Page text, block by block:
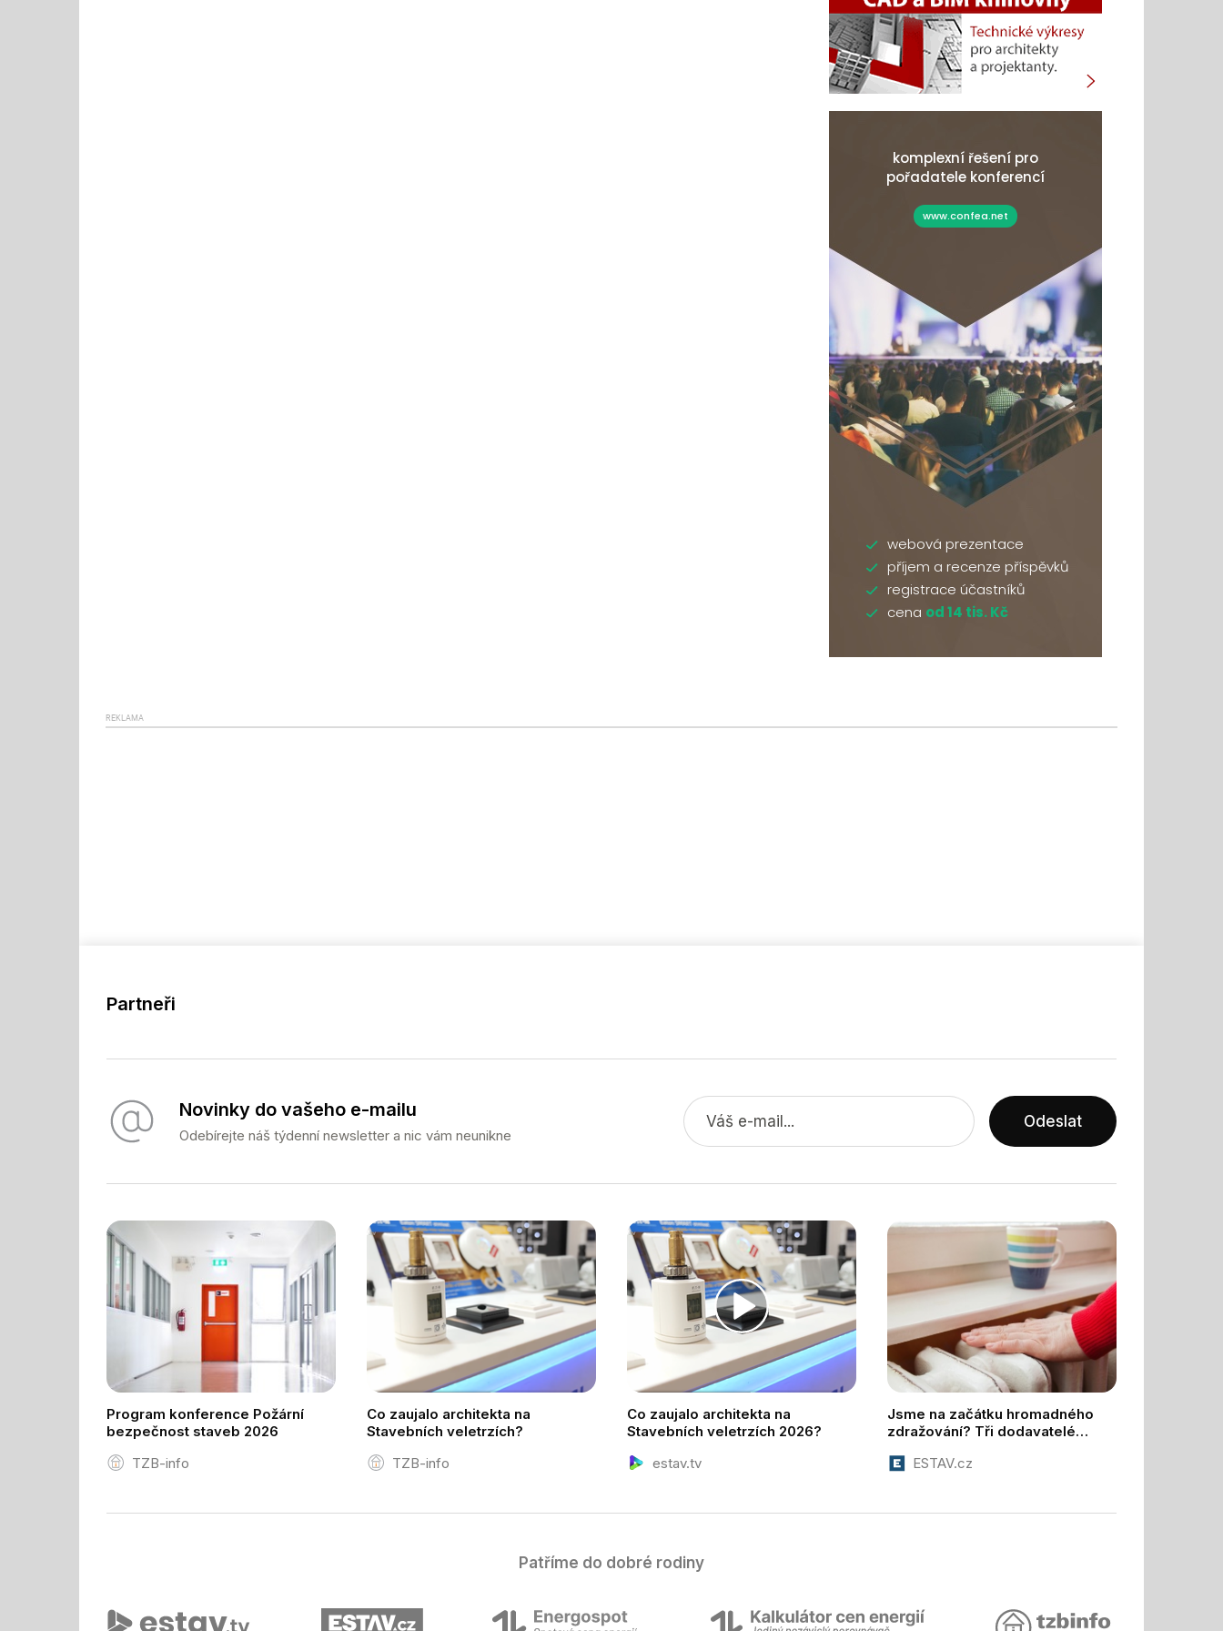
komplexní řešení pro
pořadatele konferencí
www.confea.net
webová prezentace
příjem a recenze příspěvků
registrace účastníků
cena od 14 tis. Kč
REKLAMA
Partneři
Novinky do vašeho e-mailu
Odebírejte náš týdenní newsletter a nic vám neunikne
Odeslat
Program konference Požární
bezpečnost staveb 2026
TZB-info
Co zaujalo architekta na
Stavebních veletrzích?
TZB-info
Co zaujalo architekta na
Stavebních veletrzích 2026?
estav.tv
Jsme na začátku hromadného
zdražování? Tři dodavatelé
ESTAV.cz
Patříme do dobré rodiny